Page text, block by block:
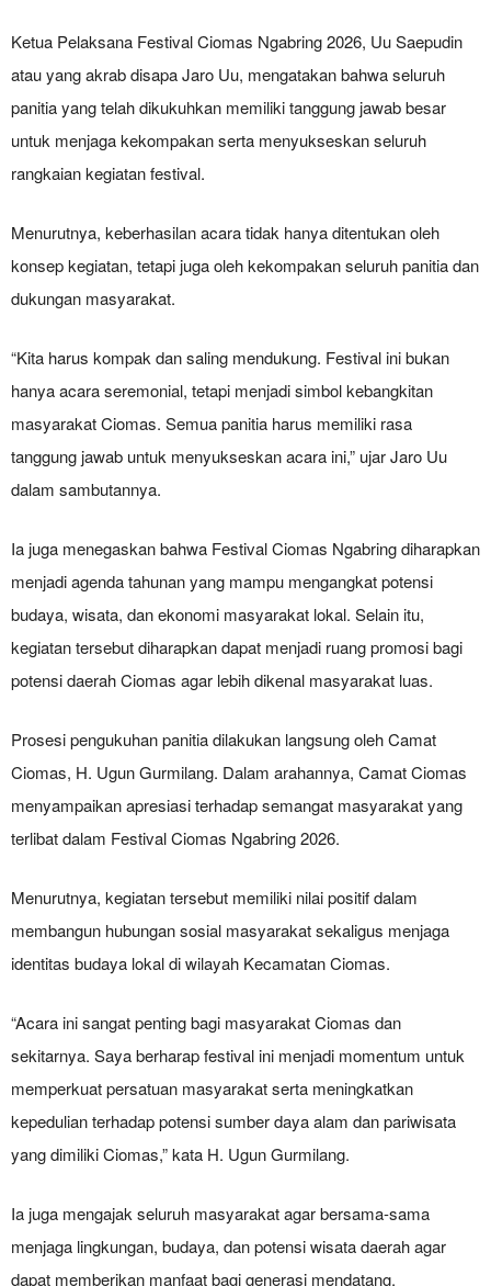
Ketua Pelaksana Festival Ciomas Ngabring 2026, Uu Saepudin
atau yang akrab disapa Jaro Uu, mengatakan bahwa seluruh
panitia yang telah dikukuhkan memiliki tanggung jawab besar
untuk menjaga kekompakan serta menyukseskan seluruh
rangkaian kegiatan festival.
Menurutnya, keberhasilan acara tidak hanya ditentukan oleh
konsep kegiatan, tetapi juga oleh kekompakan seluruh panitia dan
dukungan masyarakat.
“Kita harus kompak dan saling mendukung. Festival ini bukan
hanya acara seremonial, tetapi menjadi simbol kebangkitan
masyarakat Ciomas. Semua panitia harus memiliki rasa
tanggung jawab untuk menyukseskan acara ini,” ujar Jaro Uu
dalam sambutannya.
Ia juga menegaskan bahwa Festival Ciomas Ngabring diharapkan
menjadi agenda tahunan yang mampu mengangkat potensi
budaya, wisata, dan ekonomi masyarakat lokal. Selain itu,
kegiatan tersebut diharapkan dapat menjadi ruang promosi bagi
potensi daerah Ciomas agar lebih dikenal masyarakat luas.
Prosesi pengukuhan panitia dilakukan langsung oleh Camat
Ciomas, H. Ugun Gurmilang. Dalam arahannya, Camat Ciomas
menyampaikan apresiasi terhadap semangat masyarakat yang
terlibat dalam Festival Ciomas Ngabring 2026.
Menurutnya, kegiatan tersebut memiliki nilai positif dalam
membangun hubungan sosial masyarakat sekaligus menjaga
identitas budaya lokal di wilayah Kecamatan Ciomas.
“Acara ini sangat penting bagi masyarakat Ciomas dan
sekitarnya. Saya berharap festival ini menjadi momentum untuk
memperkuat persatuan masyarakat serta meningkatkan
kepedulian terhadap potensi sumber daya alam dan pariwisata
yang dimiliki Ciomas,” kata H. Ugun Gurmilang.
Ia juga mengajak seluruh masyarakat agar bersama-sama
menjaga lingkungan, budaya, dan potensi wisata daerah agar
dapat memberikan manfaat bagi generasi mendatang.